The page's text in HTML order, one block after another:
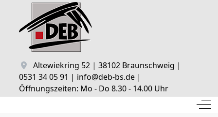
Altewiekring 52 | 38102 Braunschweig |
0531 34 05 91 | info@deb-bs.de |
Öffnungszeiten: Mo - Do 8.30 - 14.00 Uhr